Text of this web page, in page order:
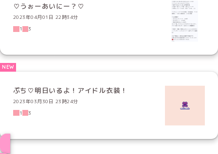
♡うぉーあいにー？♡
2023年04月01日 22時34分
1
3
ぷち♡明日いるよ！アイドル衣装！
2023年03月30日 23時24分
1
3